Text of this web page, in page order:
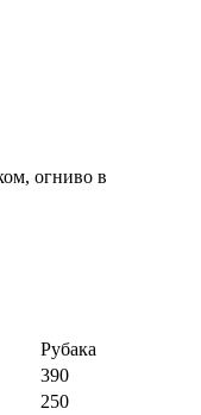
огниво в
Рубака
390
250